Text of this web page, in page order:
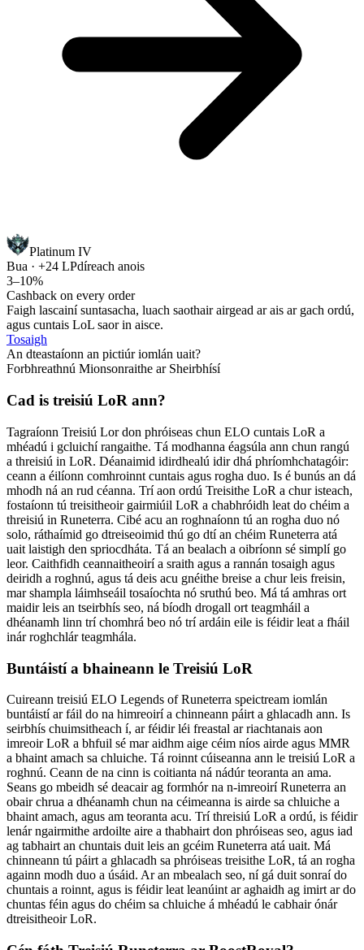
Platinum IV
Bua · +24 LPdíreach anois
3–10%
Cashback on every order
Faigh lascainí suntasacha, luach saothair airgead ar ais ar gach ordú,
agus cuntais LoL saor in aisce.
Tosaigh
An dteastaíonn an pictiúr iomlán uait?
Forbhreathnú Mionsonraithe ar Sheirbhísí
Cad is treisiú LoR ann?
Tagraíonn Treisiú Lor don phróiseas chun ELO cuntais LoR a
mhéadú i gcluichí rangaithe. Tá modhanna éagsúla ann chun rangú
a threisiú in LoR. Déanaimid idirdhealú idir dhá phríomhchatagóir:
ceann a éilíonn comhroinnt cuntais agus rogha duo. Is é bunús an dá
mhodh ná an rud céanna. Trí aon ordú Treisithe LoR a chur isteach,
fostaíonn tú treisitheoir gairmiúil LoR a chabhróidh leat do chéim a
threisiú in Runeterra. Cibé acu an roghnaíonn tú an rogha duo nó
solo, ráthaímid go dtreiseoimid thú go dtí an chéim Runeterra atá
uait laistigh den spriocdháta. Tá an bealach a oibríonn sé simplí go
leor. Caithfidh ceannaitheoirí a sraith agus a rannán tosaigh agus
deiridh a roghnú, agus tá deis acu gnéithe breise a chur leis freisin,
mar shampla láimhseáil tosaíochta nó sruthú beo. Má tá amhras ort
maidir leis an tseirbhís seo, ná bíodh drogall ort teagmháil a
dhéanamh linn trí chomhrá beo nó trí ardáin eile is féidir leat a fháil
inár roghchlár teagmhála.
Buntáistí a bhaineann le Treisiú LoR
Cuireann treisiú ELO Legends of Runeterra speictream iomlán
buntáistí ar fáil do na himreoirí a chinneann páirt a ghlacadh ann. Is
seirbhís chuimsitheach í, ar féidir léi freastal ar riachtanais aon
imreoir LoR a bhfuil sé mar aidhm aige céim níos airde agus MMR
a bhaint amach sa chluiche. Tá roinnt cúiseanna ann le treisiú LoR a
roghnú. Ceann de na cinn is coitianta ná nádúr teoranta an ama.
Seans go mbeidh sé deacair ag formhór na n-imreoirí Runeterra an
obair chrua a dhéanamh chun na céimeanna is airde sa chluiche a
bhaint amach, agus am teoranta acu. Trí threisiú LoR a ordú, is féidir
lenár ngairmithe ardoilte aire a thabhairt don phróiseas seo, agus iad
ag tabhairt an chuntais duit leis an gcéim Runeterra atá uait. Má
chinneann tú páirt a ghlacadh sa phróiseas treisithe LoR, tá an rogha
againn modh duo a úsáid. Ar an mbealach seo, ní gá duit sonraí do
chuntais a roinnt, agus is féidir leat leanúint ar aghaidh ag imirt ar do
chuntas féin agus do chéim sa chluiche á mhéadú le cabhair ónár
dtreisitheoir LoR.